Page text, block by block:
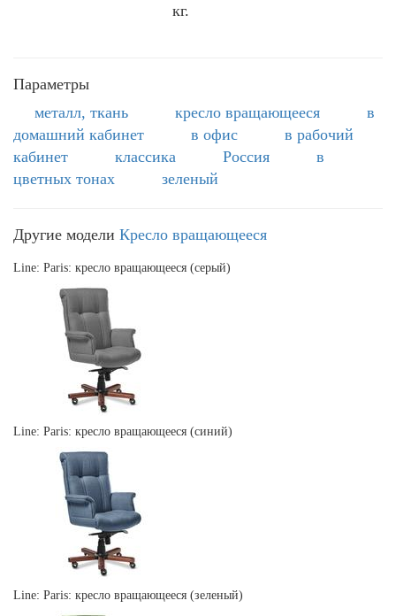
кг.
Параметры
металл, ткань
кресло вращающееся
в
домашний кабинет
в офис
в рабочий
кабинет
классика Россия
в
цветных тонах
зеленый
Другие модели Кресло вращающееся
Line: Paris: кресло вращающееся (серый)
Line: Paris: кресло вращающееся (синий)
Line: Paris: кресло вращающееся (зеленый)